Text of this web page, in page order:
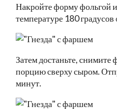
Накройте форму фольгой и
температуре 180
Затем достаньте,
порцию сверху сыром.
минут.